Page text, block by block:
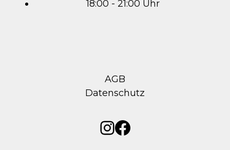
18:00 - 21:00 Uhr
AGB
Datenschutz
Instagram
Facebook